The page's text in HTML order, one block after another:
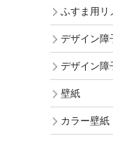
ふすま用リ
デザイン障
デザイン障
壁紙
カラー壁紙